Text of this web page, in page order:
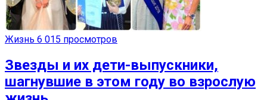
Жизнь 6 015 просмотров
Звезды и их дети-выпускники,
шагнувшие в этом году во взрослую